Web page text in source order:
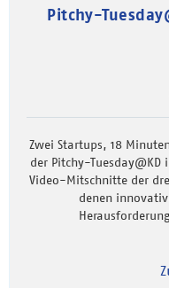
Pitchy-
Zwei Startups, 18
der Pitchy-
Video-Mitschnitte der
denen